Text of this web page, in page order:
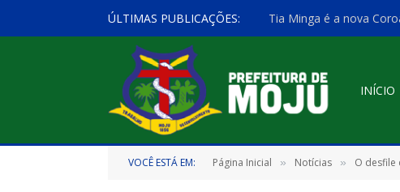
ÚLTIMAS PUBLICAÇÕES: Tia Minga é a nova
INÍCIO
VOCÊ ESTÁ EM: Página Inicial » Notícias » O desfile